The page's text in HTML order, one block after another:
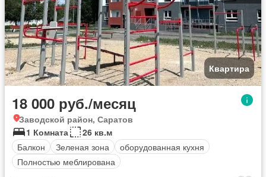
Квартира
18 000 руб./месяц
Заводской район, Саратов
1 Комната
26 кв.м
Балкон
Зеленая зона
оборудованная кухня
Полностью меблирована